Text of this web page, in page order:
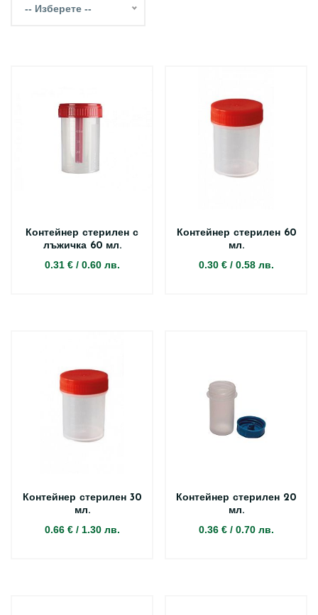
-- Изберете --
Контейнер стерилен с
лъжичка 60 мл.
0.31 €/ 0.60 лв.
Контейнер стерилен 60
мл.
0.30 €/ 0.58 лв.
Контейнер стерилен 30
мл.
0.66 €/ 1.30 лв.
Контейнер стерилен 20
мл.
0.36 €/ 0.70 лв.